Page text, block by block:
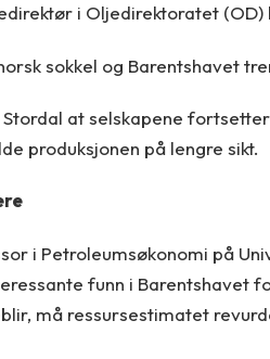
i Oljedirektoratet
sokkel og Barentshavet
at selskapene
produksjonen på lengre sikt.
i Petroleumsøkonomi på
funn i Barentshavet
må ressursestimatet